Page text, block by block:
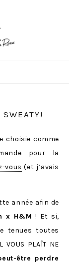
choisie comme
pour la
vous (et j’avais
année afin de
x H&M ! Et si,
tenues toutes
PLAÎT NE
être perdre